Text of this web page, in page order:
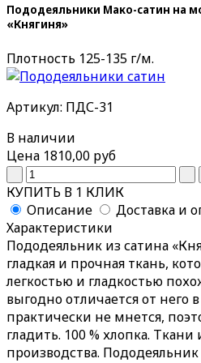
Пододеяльники Мако-сатин на
«Княгиня»
Плотность 125-135 г/м.
Артикул: ПДС-31
В наличии
Цена 1810,00 руб
КУПИТЬ В 1 КЛИК
Описание
Доставка и
Характеристики
Пододеяльник из сатина
гладкая и прочная ткань,
легкостью и гладкостью
выгодно отличается от него
практически не мнется,
гладить. 100 % хлопка.
производства.